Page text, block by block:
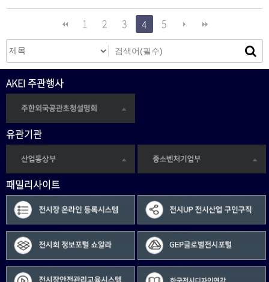
1 2 3 4 5
AKEI 주관행사
유관기관
패밀리사이트